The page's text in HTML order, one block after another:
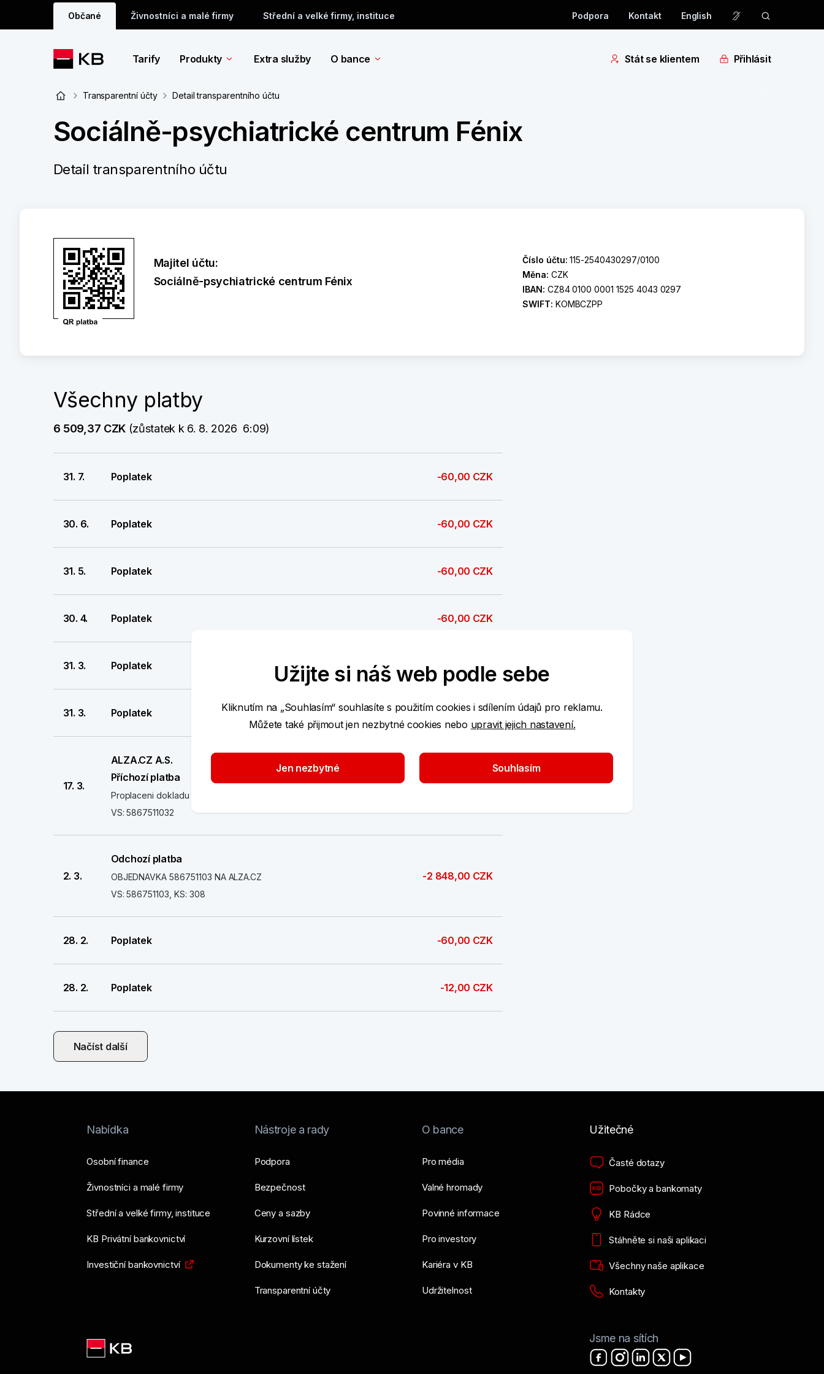
Občané Živnostníci a malé firmy Střední a velké firmy, instituce Podpora Kontakt English
Tarify Produkty Extra služby O bance Stát se klientem Přihlásit
Transparentní účty Detail transparentního účtu
Sociálně-psychiatrické centrum Fénix
Detail transparentního účtu
Majitel účtu:
Sociálně-psychiatrické centrum Fénix
Číslo účtu:115-2540430297/0100
Měna: CZK
IBAN: CZ84 0100 0001 1525 4043 0297
SWIFT: KOMBCZPP
Všechny platby
6 509,37 CZK (zůstatek k 6. 8. 2026  6:09)
31. 7. Poplatek -60,00 CZK
30. 6. Poplatek -60,00 CZK
31. 5. Poplatek -60,00 CZK
30. 4. Poplatek -60,00 CZK
31. 3. Poplatek -12,00 CZK
31. 3. Poplatek -60,00 CZK
17. 3.
ALZA.CZ A.S.
Příchozí platba
Proplaceni dokladu na bankovni ucet
VS: 5867511032
2 848,00 CZK
2. 3.
Odchozí platba
OBJEDNAVKA 586751103 NA ALZA.CZ
VS: 586751103, KS: 308
-2 848,00 CZK
28. 2. Poplatek -60,00 CZK
28. 2. Poplatek -12,00 CZK
Načíst další
Nabídka
Osobní finance
Živnostníci a malé firmy
Střední a velké firmy, instituce
KB Privátní bankovnictví
Investiční bankovnictví
Nástroje a rady
Podpora
Bezpečnost
Ceny a sazby
Kurzovní lístek
Dokumenty ke stažení
Transparentní účty
O bance
Pro média
Valné hromady
Povinné informace
Pro investory
Kariéra v KB
Udržitelnost
Užitečné
Časté dotazy
Pobočky a bankomaty
KB Rádce
Stáhněte si naši aplikaci
Všechny naše aplikace
Kontakty
Jsme na sítích
Užijte si náš web podle sebe
Kliknutím na „Souhlasím“ souhlasíte s použitím cookies i sdílením údajů pro reklamu.
Můžete také přijmout jen nezbytné cookies nebo upravit jejich nastavení.
Jen nezbytné Souhlasím